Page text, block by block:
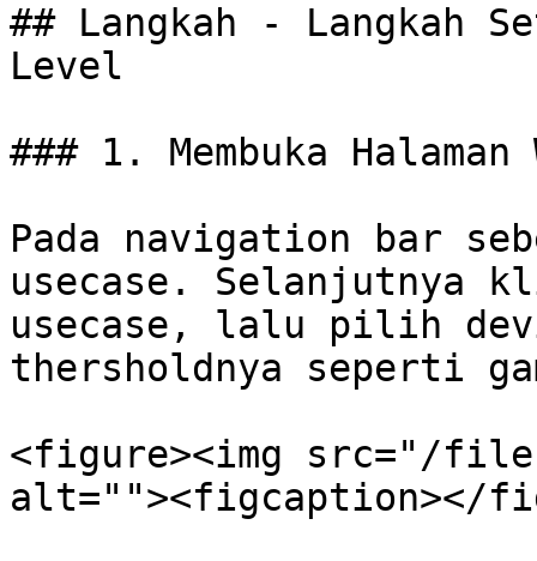
## Langkah - Langkah
Level
### 1. Membuka
Pada navigation bar
usecase. Selanjutnya
usecase, lalu pilih
thersholdnya seperti
<figure><img src="/files/
alt=""><figcaption></